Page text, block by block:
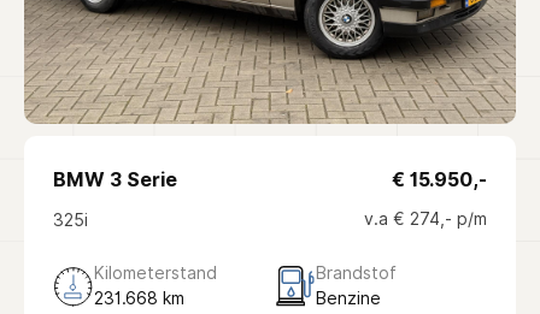
BMW 3 Serie
325i
Kilometerstand
231.668 km
Brandstof
Benzine
€ 15.950,-
v.a € 274,- p/m